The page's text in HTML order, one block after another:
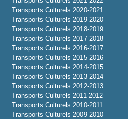
Transports Culturels 2020-2021
Transports Culturels 2019-2020
Transports Culturels 2018-2019
Transports Culturels 2017-2018
Transports Culturels 2016-2017
Transports Culturels 2015-2016
Transports Culturels 2014-2015
Transports Culturels 2013-2014
Transports Culturels 2012-2013
Transports Culturels 2011-2012
Transports Culturels 2010-2011
Transports Culturels 2009-2010